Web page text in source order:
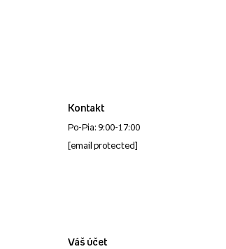
Kontakt
Po-Pia: 9:00-17:00
[email protected]
Váš účet